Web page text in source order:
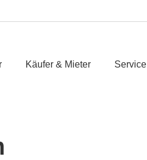
Käufer & Mieter Service